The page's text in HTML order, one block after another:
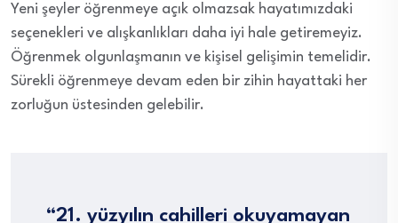
Yeni şeyler öğrenmeye açık olmazsak hayatımızdaki
seçenekleri ve alışkanlıkları daha iyi hale getiremeyiz.
Öğrenmek olgunlaşmanın ve kişisel gelişimin temelidir.
Sürekli öğrenmeye devam eden bir zihin hayattaki her
zorluğun üstesinden gelebilir.
“21. yüzyılın cahilleri okuyamayan